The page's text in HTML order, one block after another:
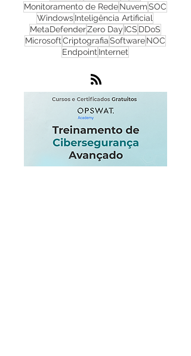
NGFWInfraestruturaDadosLGPDOT
PhishingFlowmonIAIoT
Monitoramento de RedeNuvemSOC
WindowsInteligência Artificial
MetaDefenderZero DayICS
EndpointInternet